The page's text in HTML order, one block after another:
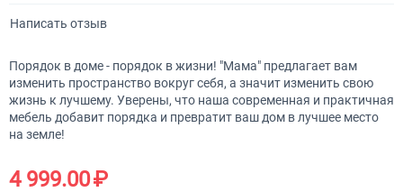
Написать отзыв
Порядок в доме - порядок в жизни! "Мама" предлагает вам
изменить пространство вокруг себя, а значит изменить свою
жизнь к лучшему. Уверены, что наша современная и практичная
мебель добавит порядка и превратит ваш дом в лучшее место
на земле!
4 999.00₽